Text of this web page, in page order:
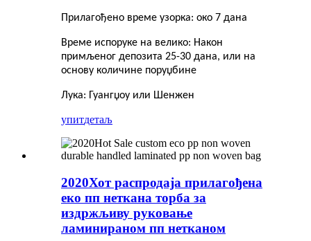
Прилагођено време узорка: око 7 дана
Време испоруке на велико: Након
примљеног депозита 25-30 дана, или на
основу количине поруџбине
Лука: Гуангџоу или Шенжен
упитдетаљ
2020Хот распродаја прилагођена
еко пп неткана торба за
издржљиву руковање
ламинираном пп нетканом